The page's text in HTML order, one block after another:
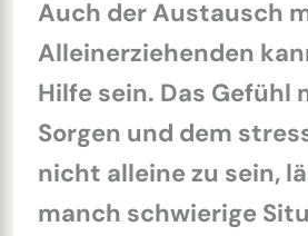
Auch der Austausch
Alleinerziehenden
Hilfe sein. Das Gefühl
Sorgen und dem
nicht alleine zu sein,
manch schwierige